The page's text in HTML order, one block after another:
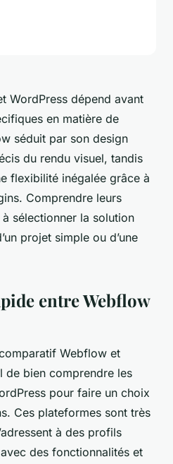
WordPress dépend avant
en matière de
séduit par son design
du rendu visuel, tandis
flexibilité inégalée grâce à
Comprendre leurs
sélectionner la solution
projet simple ou d’une
entre Webflow
Webflow et
de bien comprendre les
pour faire un choix
Ces plateformes sont très
à des profils
des fonctionnalités et